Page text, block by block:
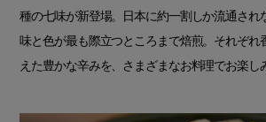
種の七味が新登場。日本に約一割しか流通され
味と色が最も際立つところまで焙煎。それぞれ
えた豊かな辛みを、さまざまなお料理でお楽し